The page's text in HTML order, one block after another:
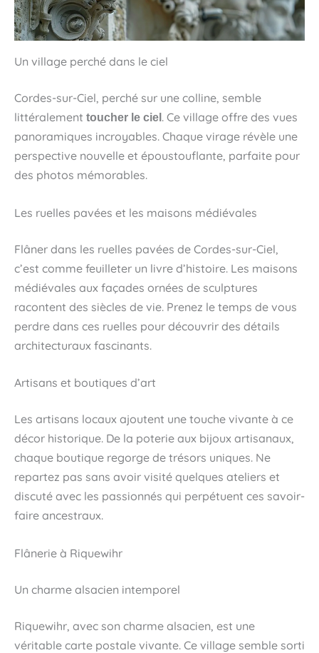
Un village perché dans le ciel
Cordes-sur-Ciel, perché sur une colline, semble
littéralement toucher le ciel . Ce village offre des vues
panoramiques incroyables. Chaque virage révèle une
perspective nouvelle et époustouflante, parfaite pour
des photos mémorables.
Les ruelles pavées et les maisons médiévales
Flâner dans les ruelles pavées de Cordes-sur-Ciel,
c’est comme feuilleter un livre d’histoire. Les maisons
médiévales aux façades ornées de sculptures
racontent des siècles de vie. Prenez le temps de vous
perdre dans ces ruelles pour découvrir des détails
architecturaux fascinants.
Artisans et boutiques d’art
Les artisans locaux ajoutent une touche vivante à ce
décor historique. De la poterie aux bijoux artisanaux,
chaque boutique regorge de trésors uniques. Ne
repartez pas sans avoir visité quelques ateliers et
discuté avec les passionnés qui perpétuent ces savoir-
faire ancestraux.
Flânerie à Riquewihr
Un charme alsacien intemporel
Riquewihr, avec son charme alsacien, est une
véritable carte postale vivante. Ce village semble sorti